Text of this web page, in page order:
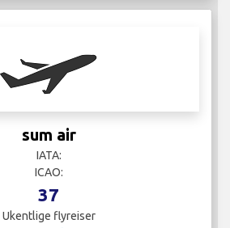
sum air
IATA:
ICAO:
37
Ukentlige flyreiser